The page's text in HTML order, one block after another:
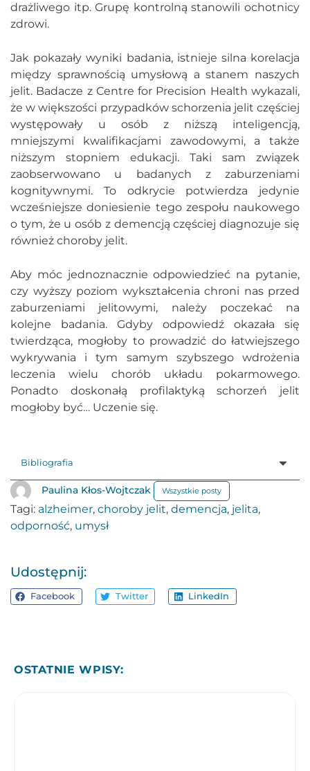
drażliwego itp. Grupę kontrolną stanowili ochotnicy
zdrowi.
Jak pokazały wyniki badania, istnieje silna korelacja
między sprawnością umysłową a stanem naszych
jelit. Badacze z Centre for Precision Health wykazali,
że w większości przypadków schorzenia jelit częściej
występowały u osób z niższą inteligencją,
mniejszymi kwalifikacjami zawodowymi, a także
niższym stopniem edukacji. Taki sam związek
zaobserwowano u badanych z zaburzeniami
kognitywnymi. To odkrycie potwierdza jedynie
wcześniejsze doniesienie tego zespołu naukowego
o tym, że u osób z demencją częściej diagnozuje się
również choroby jelit.
Aby móc jednoznacznie odpowiedzieć na pytanie,
czy wyższy poziom wykształcenia chroni nas przed
zaburzeniami jelitowymi, należy poczekać na
kolejne badania. Gdyby odpowiedź okazała się
twierdząca, mogłoby to prowadzić do łatwiejszego
wykrywania i tym samym szybszego wdrożenia
leczenia wielu chorób układu pokarmowego.
Ponadto doskonałą profilaktyką schorzeń jelit
mogłoby być… Uczenie się.
Bibliografia
Paulina Kłos-Wojtczak Wszystkie posty
Tagi: alzheimer, choroby jelit, demencja, jelita,
odporność, umysł
Udostępnij:
Facebook Twitter LinkedIn
OSTATNIE WPISY: